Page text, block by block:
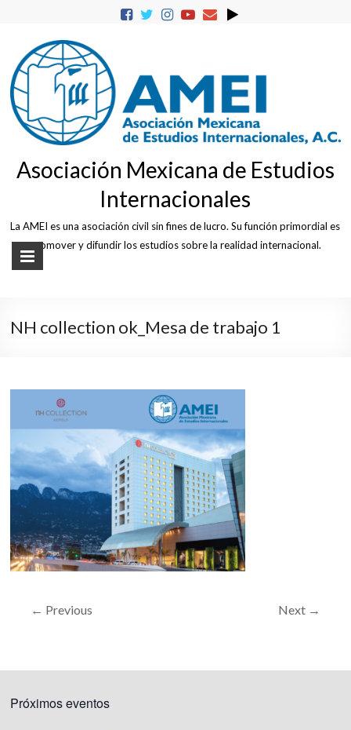
Asociación Mexicana de Estudios
Internacionales
La AMEI es una asociación civil sin fines de lucro. Su función primordial es
promover y difundir los estudios sobre la realidad internacional.
NH collection ok_Mesa de trabajo 1
← Previous Next →
Próximos eventos